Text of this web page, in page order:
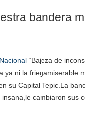
bandera
“Bajeza de
ya ni la friegamiserable
su Capital Tepic.La
insana,le cambiaron sus